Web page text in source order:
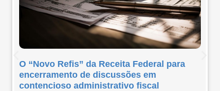
O “Novo Refis” da Receita Federal para
encerramento de discussões em
contencioso administrativo fiscal